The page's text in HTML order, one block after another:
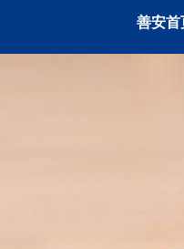
善安首